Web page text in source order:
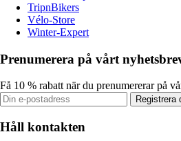
TripnBikers
Vélo-Store
Winter-Expert
Prenumerera på vårt
Få 10 % rabatt när du prenumererar på
Registrera
Håll kontakten